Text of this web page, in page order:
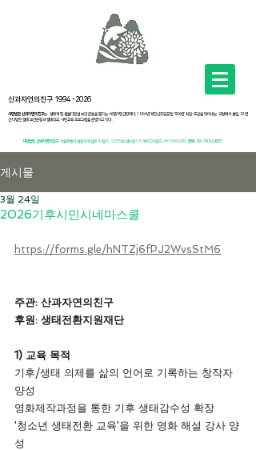
산과자연의친구 1994 -2026
사단법인 산과자연의친구는 생태계 및 생물다양성 보전 운동을 펼치는 비영리민간단체다. 1994년 북한산국립공원 ‘우이령’ 확장·포장을 막아내는 과정에서 설립, 32년
간 다양한 생태 보전운동과 생태학교, 시민교육 프로그램을 운영하고 있다 .
사단법인 산과자연의친구 서울특별시 성동구 뚝섬로1나길 5, .S705호(성수동1가, 헤이그라운드( HEYGROUND) 전화: 02-743-2625
게시물
2026기후시민시네마스쿨
3월 24일
https://forms.gle/hNTZj6fPJ2WvsStM6
주관: 산과자연의친구
후원: 생태전환지원재단
1) 교육 목적
기후/생태 의제를 삶의 언어로 기록하는 창작자
양성
영화제작과정을 통한 기후 생태감수성 확장
'청소년 생태전환 교육'을 위한 영화 해설 강사 양
성